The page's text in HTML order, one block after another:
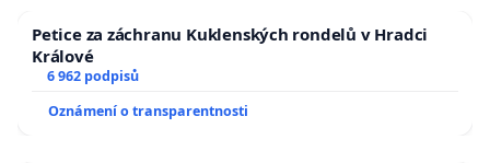
Petice za záchranu Kuklenských rondelů v Hradci
Králové
6 962 podpisů
Oznámení o transparentnosti